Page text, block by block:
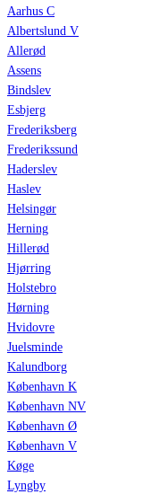
Aarhus C
Albertslund V
Allerød
Assens
Bindslev
Esbjerg
Frederiksberg
Frederikssund
Haderslev
Haslev
Helsingør
Herning
Hillerød
Hjørring
Holstebro
Hørning
Hvidovre
Juelsminde
Kalundborg
København K
København NV
København Ø
København V
Køge
Lyngby